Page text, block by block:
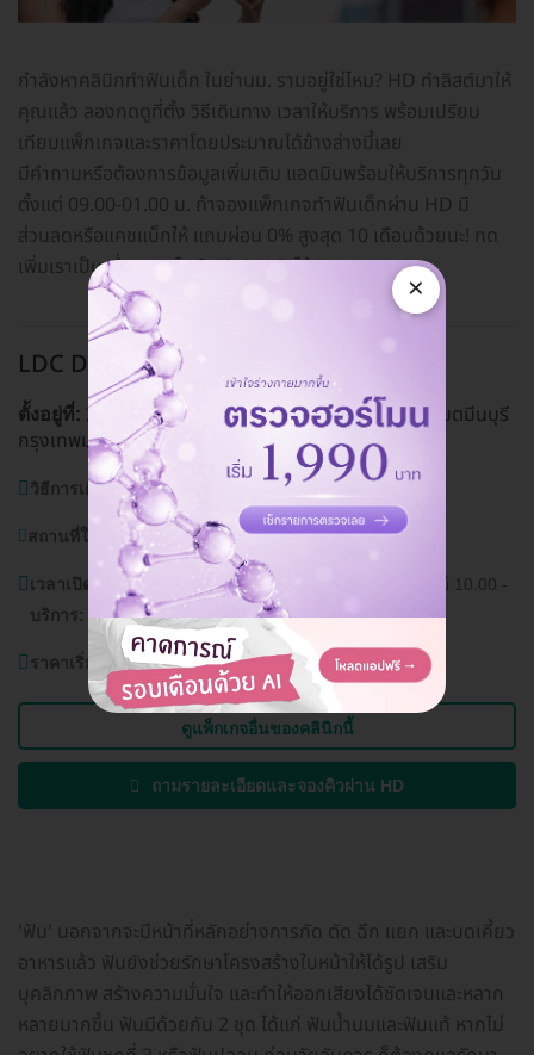
กำลังหาคลินิกทำฟันเด็ก ในย่านม. รามอยู่ใช่ไหม? HD ทำลิสต์มาให้
คุณแล้ว ลองกดดูที่ตั้ง วิธีเดินทาง เวลาให้บริการ พร้อมเปรียบ
เทียบแพ็กเกจและราคาโดยประมาณได้ข้างล่างนี้เลย
มีคำถามหรือต้องการข้อมูลเพิ่มเติม แอดมินพร้อมให้บริการทุกวัน
ตั้งแต่ 09.00-01.00 น. ถ้าจองแพ็กเกจทำฟันเด็กผ่าน HD มี
ส่วนลดหรือแคชแบ็กให้ แถมผ่อน 0% สูงสุด 10 เดือนด้วยนะ! กด
เพิ่มเราเป็นเพื่อนทางไลน์@hdcothได้เลย
LDC Dental สาขารามคำแหง
ตั้งอยู่ที่: 20/2 ถ. รามคำแหง (สุขาภิบาล 3) แขวงมีนบุรี เขตมีนบุรี
กรุงเทพมหานคร 10240
ดูแผนที่คลินิก
วิธีการเดินทาง:รถเมล์สาย 8,514,519
สถานที่ใกล้เคียง: โรงพยาบาลเกษมราษฎร์ รามคำแหง
เวลาเปิด
บริการ:
วันจันทร์ - เสาร์ 10.00 - 19.00 น. วันอาทิตย์ 10.00 -
18.00 น.
ราคาเริ่มต้นที่700 บาท
ดูแพ็กเกจอื่นของคลินิกนี้
ถามรายละเอียดและจองคิวผ่าน HD
'ฟัน' นอกจากจะมีหน้าที่หลักอย่างการกัด ตัด ฉีก แยก และบดเคี้ยว
อาหารแล้ว ฟันยังช่วยรักษาโครงสร้างใบหน้าให้ได้รูป เสริม
บุคลิกภาพ สร้างความมั่นใจ และทำให้ออกเสียงได้ชัดเจนและหลาก
หลายมากขึ้น ฟันมีด้วยกัน 2 ชุด ได้แก่ ฟันน้ำนมและฟันแท้ หากไม่
×